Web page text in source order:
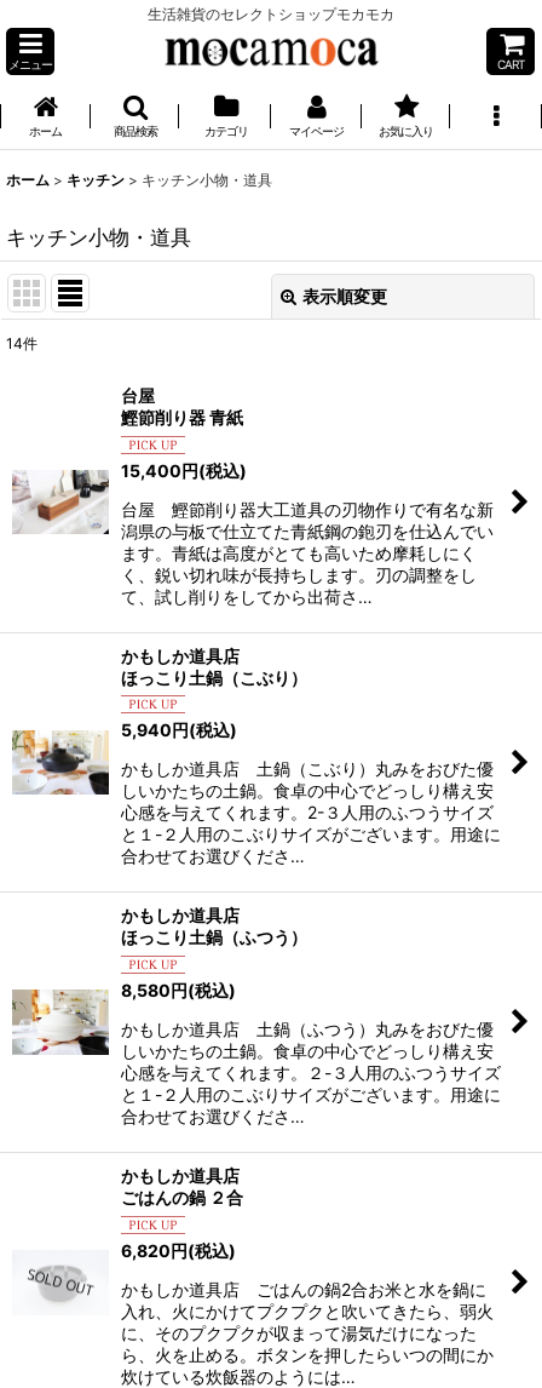
生活雑貨のセレクトショップモカモカ
メニュー CART
ホーム 商品検索 カテゴリ マイページ お気に入り
ホーム > キッチン > キッチン小物・道具
キッチン小物・道具
表示順変更
絞り込む
14件
台屋
鰹節削り器 青紙
15,400円(税込)
台屋 鰹節削り器大工道具の刃物作りで有名な新
潟県の与板で仕立てた青紙鋼の鉋刃を仕込んでい
ます。青紙は高度がとても高いため摩耗しにく
く、鋭い切れ味が長持ちします。刃の調整をし
て、試し削りをしてから出荷さ…
かもしか道具店
ほっこり土鍋（こぶり）
5,940円(税込)
かもしか道具店 土鍋（こぶり）丸みをおびた優
しいかたちの土鍋。食卓の中心でどっしり構え安
心感を与えてくれます。2-３人用のふつうサイズ
と１-２人用のこぶりサイズがございます。用途に
合わせてお選びくださ…
かもしか道具店
ほっこり土鍋（ふつう）
8,580円(税込)
かもしか道具店 土鍋（ふつう）丸みをおびた優
しいかたちの土鍋。食卓の中心でどっしり構え安
心感を与えてくれます。２-３人用のふつうサイズ
と１-２人用のこぶりサイズがございます。用途に
合わせてお選びくださ…
かもしか道具店
ごはんの鍋 ２合
6,820円(税込)
かもしか道具店 ごはんの鍋2合お米と水を鍋に
入れ、火にかけてプクプクと吹いてきたら、弱火
に、そのプクプクが収まって湯気だけになった
ら、火を止める。ボタンを押したらいつの間にか
炊けている炊飯器のようには…